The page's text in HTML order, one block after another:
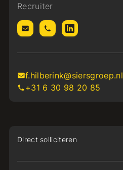
Recruiter
f.hilberink@siersgroep.nl
+31 6 30 98 20 85
Direct solliciteren